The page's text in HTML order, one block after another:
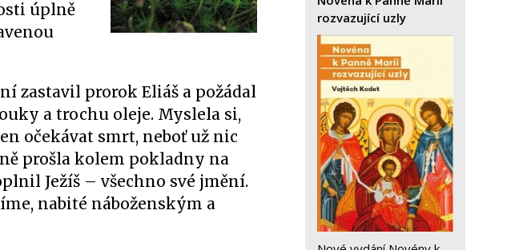
úplně
zastavil prorok Eliáš a požádal
a trochu oleje. Myslela si,
očekávat smrt, neboť už nic
prošla kolem pokladny na
Ježíš – všechno své jmění.
nabité náboženským a
rozvazující uzly